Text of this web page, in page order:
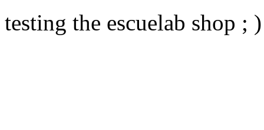
testing the escuelab shop ; )